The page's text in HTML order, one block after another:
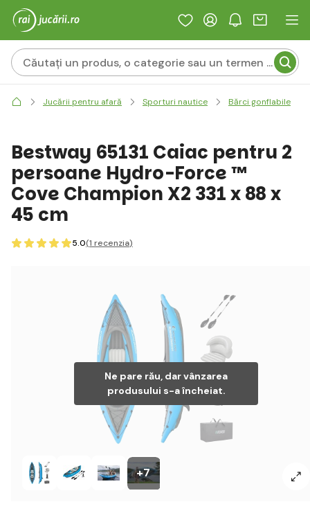
Jucării pentru afară Sporturi nautice Bărci gonflabile
+7
Ne pare rău, dar vânzarea
produsului s-a încheiat.
Bestway 65131 Caiac pentru 2
persoane Hydro-Force ™
Cove Champion X2 331 x 88 x
45 cm
5.0(1 recenzia)